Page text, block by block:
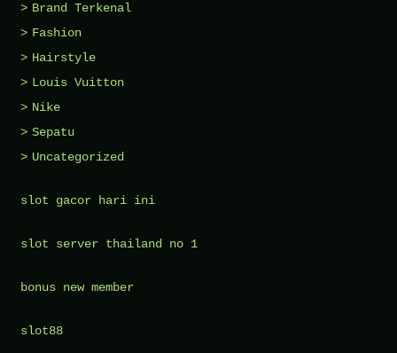
Brand Terkenal
Fashion
Hairstyle
Louis Vuitton
Nike
Sepatu
Uncategorized
slot gacor hari ini
slot server thailand no 1
bonus new member
slot88